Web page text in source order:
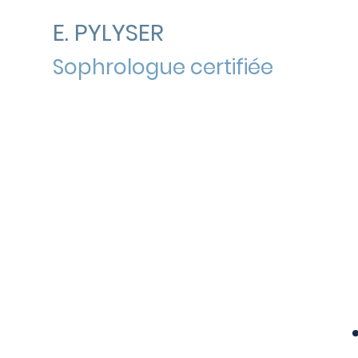
E. PYLYSER
Sophrologue certifiée